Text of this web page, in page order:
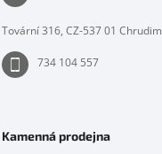
Tovární 316, CZ-537 01 Chrudim
734 104 557
Kamenná prodejna